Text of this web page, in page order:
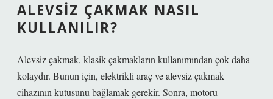
ALEVSIZ ÇAKMAK NASIL
KULLANILIR?
Alevsiz çakmak, klasik çakmakların kullanımından çok daha
kolaydır. Bunun için, elektrikli araç ve alevsiz çakmak
cihazının kutusunu bağlamak gerekir. Sonra, motoru